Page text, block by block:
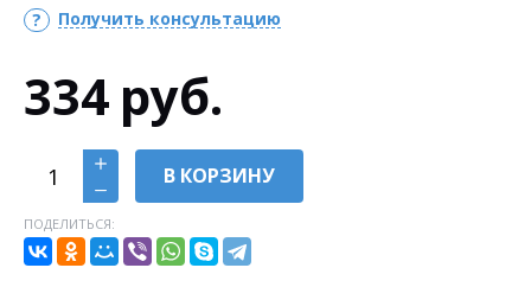
Получить консультацию
334 руб.
В КОРЗИНУ
ПОДЕЛИТЬСЯ: